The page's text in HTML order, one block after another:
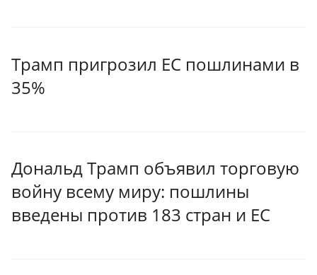
Трамп пригрозил ЕС пошлинами в
35%
Дональд Трамп объявил торговую
войну всему миру: пошлины
введены против 183 стран и ЕС